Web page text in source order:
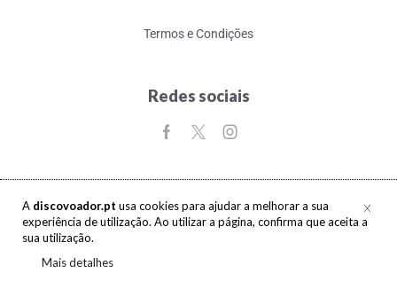
A discovoador.pt usa cookies para ajudar a melhorar a sua
experiência de utilização. Ao utilizar a página, confirma que aceita a
sua utilização.
Mais detalhes
Termos e Condições
Redes sociais
Copyright © 2017-2026 discovoador. Todos os direitos reservados.